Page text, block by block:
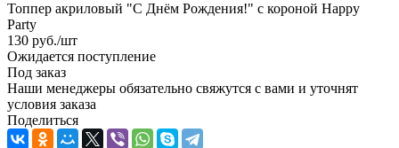
Топпер акриловый "С Днём Рождения!" с короной Happy
Party
130 руб./шт
Ожидается поступление
Под заказ
Наши менеджеры обязательно свяжутся с вами и уточнят
условия заказа
Поделиться